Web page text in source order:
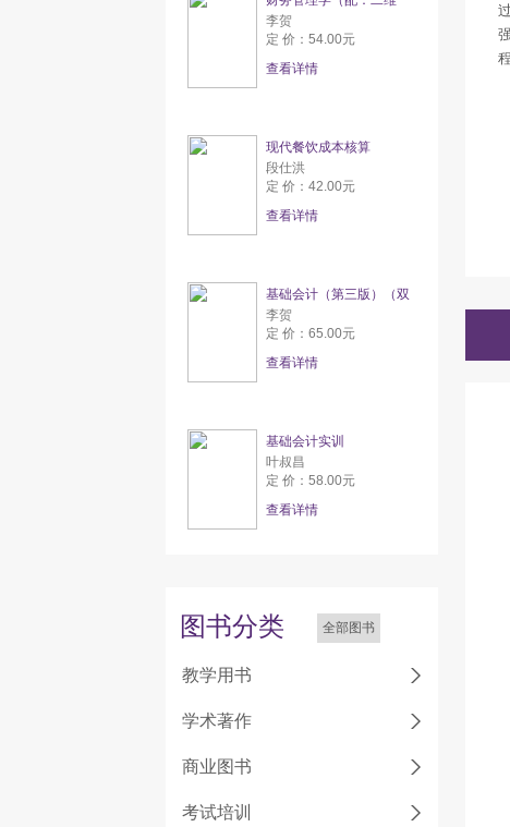
李贺
定 价：54.00元
查看详情
现代餐饮成本核算
段仕洪
定 价：42.00元
查看详情
基础会计（第三版）（双
李贺
定 价：65.00元
查看详情
基础会计实训
叶叔昌
定 价：58.00元
查看详情
图书分类 全部图书
教学用书
学术著作
商业图书
考试培训